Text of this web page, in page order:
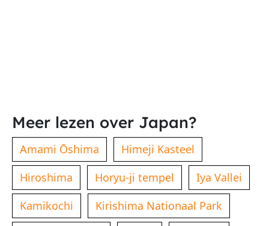
Meer lezen over Japan?
Amami Ōshima
Himeji Kasteel
Hiroshima
Horyu-ji tempel
Iya Vallei
Kamikochi
Kirishima Nationaal Park